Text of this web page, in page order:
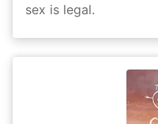
sex is legal.